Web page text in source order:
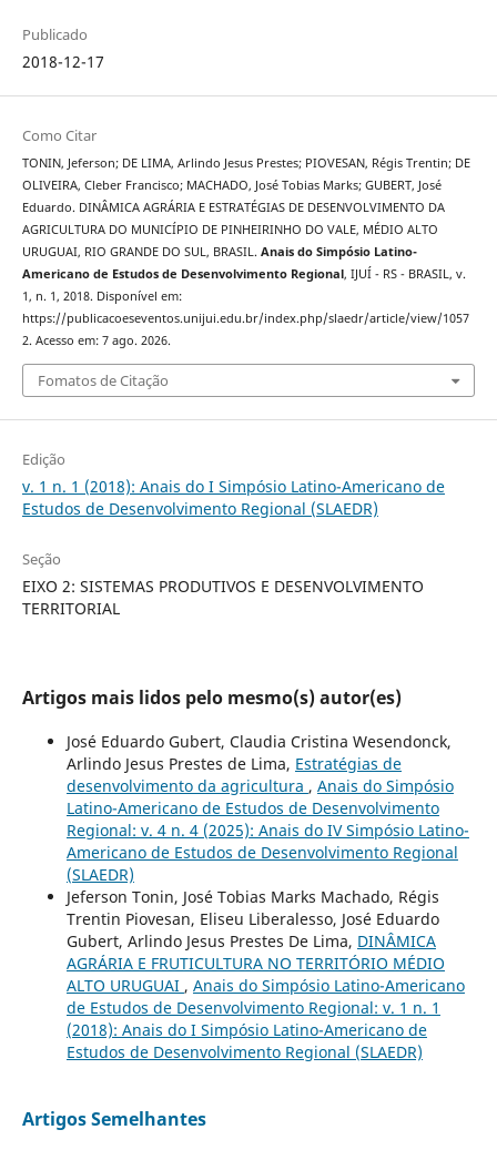
Publicado
2018-12-17
Como Citar
TONIN, Jeferson; DE LIMA, Arlindo Jesus Prestes; PIOVESAN, Régis Trentin; DE
OLIVEIRA, Cleber Francisco; MACHADO, José Tobias Marks; GUBERT, José
Eduardo. DINÂMICA AGRÁRIA E ESTRATÉGIAS DE DESENVOLVIMENTO DA
AGRICULTURA DO MUNICÍPIO DE PINHEIRINHO DO VALE, MÉDIO ALTO
URUGUAI, RIO GRANDE DO SUL, BRASIL. Anais do Simpósio Latino-
Americano de Estudos de Desenvolvimento Regional, IJUÍ - RS - BRASIL, v.
1, n. 1, 2018. Disponível em:
https://publicacoeseventos.unijui.edu.br/index.php/slaedr/article/view/1057
2. Acesso em: 7 ago. 2026.
Fomatos de Citação
Edição
v. 1 n. 1 (2018): Anais do I Simpósio Latino-Americano de
Estudos de Desenvolvimento Regional (SLAEDR)
Seção
EIXO 2: SISTEMAS PRODUTIVOS E DESENVOLVIMENTO
TERRITORIAL
Artigos mais lidos pelo mesmo(s) autor(es)
José Eduardo Gubert, Claudia Cristina Wesendonck,
Arlindo Jesus Prestes de Lima, Estratégias de
desenvolvimento da agricultura , Anais do Simpósio
Latino-Americano de Estudos de Desenvolvimento
Regional: v. 4 n. 4 (2025): Anais do IV Simpósio Latino-
Americano de Estudos de Desenvolvimento Regional
(SLAEDR)
Jeferson Tonin, José Tobias Marks Machado, Régis
Trentin Piovesan, Eliseu Liberalesso, José Eduardo
Gubert, Arlindo Jesus Prestes De Lima, DINÂMICA
AGRÁRIA E FRUTICULTURA NO TERRITÓRIO MÉDIO
ALTO URUGUAI , Anais do Simpósio Latino-Americano
de Estudos de Desenvolvimento Regional: v. 1 n. 1
(2018): Anais do I Simpósio Latino-Americano de
Estudos de Desenvolvimento Regional (SLAEDR)
Artigos Semelhantes